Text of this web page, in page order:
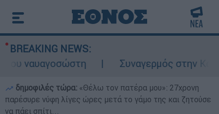
BREAKING NEWS:
ναυαγοσώστη
Συναγερμός στην
δημοφιλές τώρα: «Θέλω τον πατέρα μου»: 27χρονη
παρέσυρε νύφη λίγες ώρες μετά το γάμο της και ζητούσε
να πάει σπίτι...